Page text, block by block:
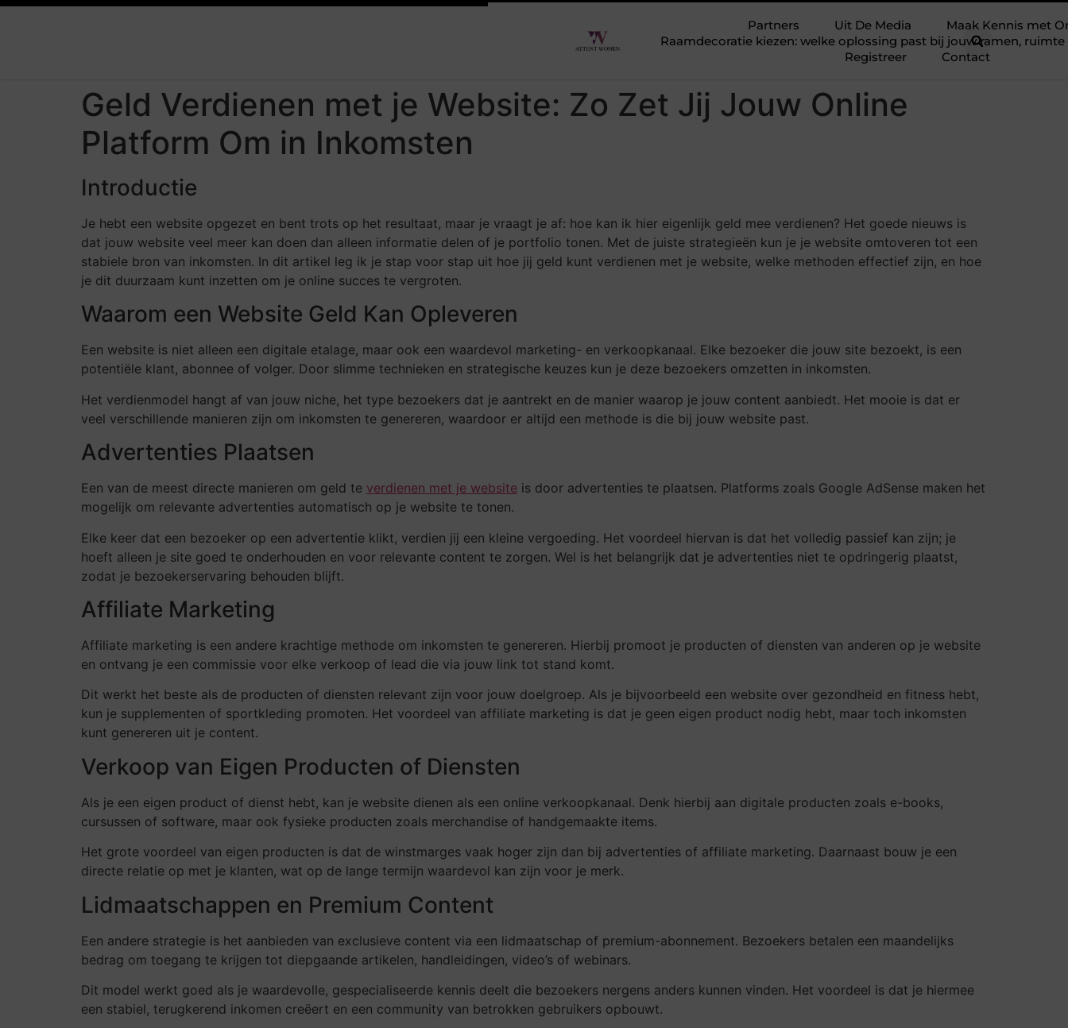
Partners Uit De Media
Maak Kennis met
Raamdecoratie kiezen: welke oplossing past bij jouw ramen,
Registreer
Contact
Geld Verdienen met je Website: Zo Zet Jij Jouw Online
Platform Om in Inkomsten
Introductie
Je hebt een website opgezet en bent trots op het resultaat, maar je vraagt je af: hoe kan ik hier eigenlijk geld mee verdienen? Het goede nieuws is
dat jouw website veel meer kan doen dan alleen informatie delen of je portfolio tonen. Met de juiste strategieën kun je je website omtoveren tot een
stabiele bron van inkomsten. In dit artikel leg ik je stap voor stap uit hoe jij geld kunt verdienen met je website, welke methoden effectief zijn, en hoe
je dit duurzaam kunt inzetten om je online succes te vergroten.
Waarom een Website Geld Kan Opleveren
Een website is niet alleen een digitale etalage, maar ook een waardevol marketing- en verkoopkanaal. Elke bezoeker die jouw site bezoekt, is een
potentiële klant, abonnee of volger. Door slimme technieken en strategische keuzes kun je deze bezoekers omzetten in inkomsten.
Het verdienmodel hangt af van jouw niche, het type bezoekers dat je aantrekt en de manier waarop je jouw content aanbiedt. Het mooie is dat er
veel verschillende manieren zijn om inkomsten te genereren, waardoor er altijd een methode is die bij jouw website past.
Advertenties Plaatsen
Een van de meest directe manieren om geld te verdienen met je website is door advertenties te plaatsen. Platforms zoals Google AdSense maken het
mogelijk om relevante advertenties automatisch op je website te tonen.
Elke keer dat een bezoeker op een advertentie klikt, verdien jij een kleine vergoeding. Het voordeel hiervan is dat het volledig passief kan zijn; je
hoeft alleen je site goed te onderhouden en voor relevante content te zorgen. Wel is het belangrijk dat je advertenties niet te opdringerig plaatst,
zodat je bezoekerservaring behouden blijft.
Affiliate Marketing
Affiliate marketing is een andere krachtige methode om inkomsten te genereren. Hierbij promoot je producten of diensten van anderen op je website
en ontvang je een commissie voor elke verkoop of lead die via jouw link tot stand komt.
Dit werkt het beste als de producten of diensten relevant zijn voor jouw doelgroep. Als je bijvoorbeeld een website over gezondheid en fitness hebt,
kun je supplementen of sportkleding promoten. Het voordeel van affiliate marketing is dat je geen eigen product nodig hebt, maar toch inkomsten
kunt genereren uit je content.
Verkoop van Eigen Producten of Diensten
Als je een eigen product of dienst hebt, kan je website dienen als een online verkoopkanaal. Denk hierbij aan digitale producten zoals e-books,
cursussen of software, maar ook fysieke producten zoals merchandise of handgemaakte items.
Het grote voordeel van eigen producten is dat de winstmarges vaak hoger zijn dan bij advertenties of affiliate marketing. Daarnaast bouw je een
directe relatie op met je klanten, wat op de lange termijn waardevol kan zijn voor je merk.
Lidmaatschappen en Premium Content
Een andere strategie is het aanbieden van exclusieve content via een lidmaatschap of premium-abonnement. Bezoekers betalen een maandelijks
bedrag om toegang te krijgen tot diepgaande artikelen, handleidingen, video’s of webinars.
Dit model werkt goed als je waardevolle, gespecialiseerde kennis deelt die bezoekers nergens anders kunnen vinden. Het voordeel is dat je hiermee
een stabiel, terugkerend inkomen creëert en een community van betrokken gebruikers opbouwt.